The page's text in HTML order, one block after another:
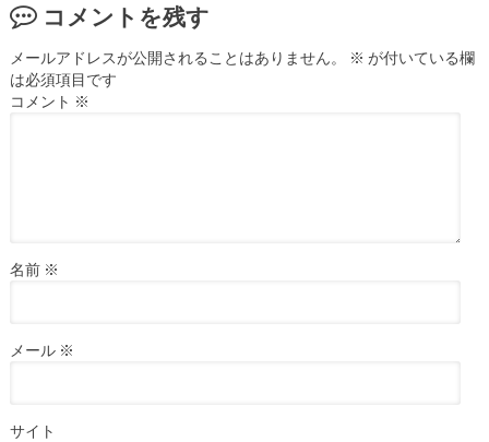
コメントを残す
メールアドレスが公開されることはありません。 ※ が付いている欄
は必須項目です
コメント ※
名前 ※
メール ※
サイト